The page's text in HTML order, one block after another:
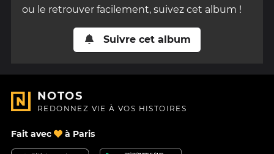
ou le retrouver facilement, suivez cet album !
Suivre cet album
NOTOS
REDONNEZ VIE À VOS HISTOIRES
Fait avec à Paris